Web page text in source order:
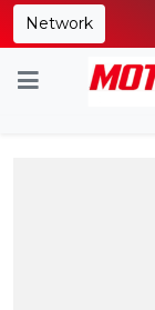
Network